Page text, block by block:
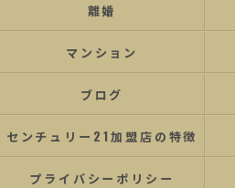
離婚
マンション
ブログ
センチュリー21加盟店の特徴
プライバシーポリシー